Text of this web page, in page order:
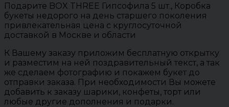
Подарите BOX THREE Гипсофила 5 шт., Коробка
букеты недорого на день старшего поколения
привлекательная цена с круглосуточной
доставкой в Москве и области
К Вашему заказу приложим бесплатную открытку
и разместим на ней поздравительный текст, а так
же сделаем фотографию и покажем букет до
отправки заказа. При необходимости Вы можете
добавить к заказу шарики, конфеты, торт или
любые другие дополнения и подарки.